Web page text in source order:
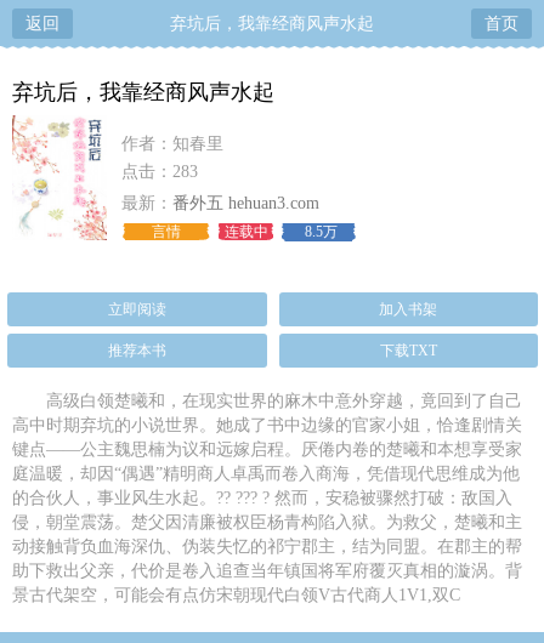
返回 弃坑后，我靠经商风声水起 首页
弃坑后，我靠经商风声水起
作者：知春里
点击：283
最新： 番外五 hehuan3.com
言情 连载中 8.5万
立即阅读 加入书架
推荐本书 下载TXT
高级白领楚曦和，在现实世界的麻木中意外穿越，竟回到了自己
高中时期弃坑的小说世界。她成了书中边缘的官家小姐，恰逢剧情关
键点——公主魏思楠为议和远嫁启程。厌倦内卷的楚曦和本想享受家
庭温暖，却因“偶遇”精明商人卓禹而卷入商海，凭借现代思维成为他
的合伙人，事业风生水起。?? ??? ? 然而，安稳被骤然打破：敌国入
侵，朝堂震荡。楚父因清廉被权臣杨青构陷入狱。为救父，楚曦和主
动接触背负血海深仇、伪装失忆的祁宁郡主，结为同盟。在郡主的帮
助下救出父亲，代价是卷入追查当年镇国将军府覆灭真相的漩涡。背
景古代架空，可能会有点仿宋朝现代白领V古代商人1V1,双C